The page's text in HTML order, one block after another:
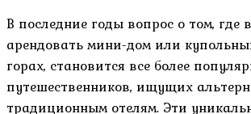
В последние годы вопрос о том, где
арендовать мини-дом или
горах, становится все более
путешественников, ищущих
традиционным отелям. Эти